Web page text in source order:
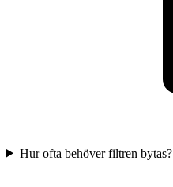
Hur ofta behöver filtren bytas?